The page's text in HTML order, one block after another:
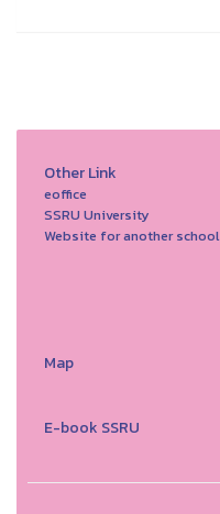
Other Link
eoffice
SSRU University
Website for another school
Map
E-book SSRU